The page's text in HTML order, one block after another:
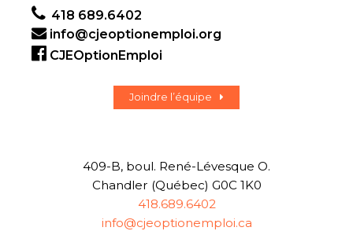
418 689.6402
info@cjeoptionemploi.org
CJEOptionEmploi
Joindre l’équipe
409-B, boul. René-Lévesque O.
Chandler (Québec) G0C 1K0
418.689.6402
info@cjeoptionemploi.ca